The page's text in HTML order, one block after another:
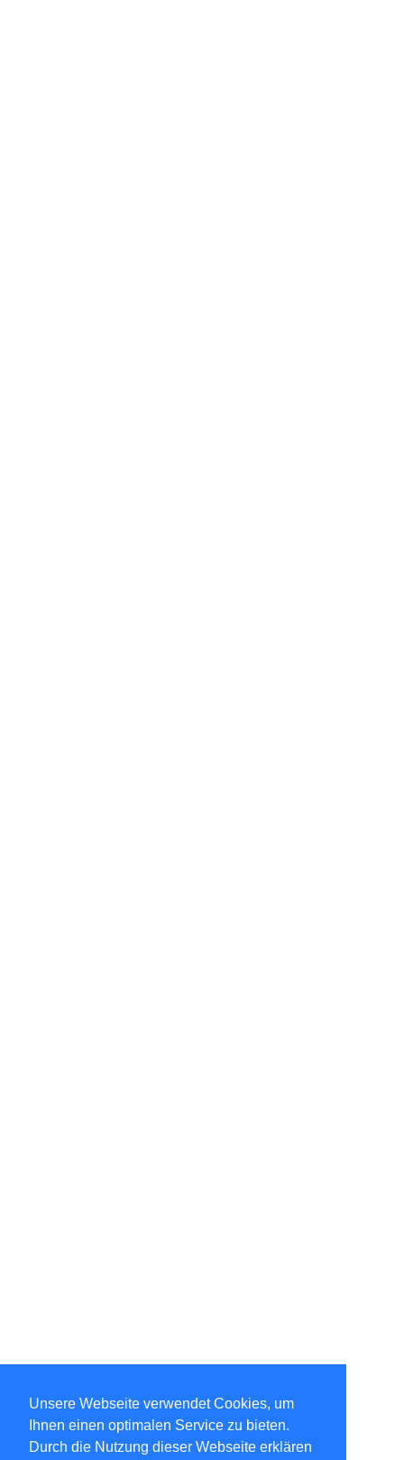
Unsere Webseite verwendet Cookies, um
Ihnen einen optimalen Service zu bieten.
Durch die Nutzung dieser Webseite erklären